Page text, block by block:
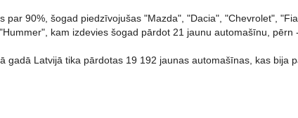
par 90%, šogad piedzīvojušas "Mazda", "Dacia", "Chevrolet",
kam izdevies šogad pārdot 21 jaunu automašīnu, pērn
gadā Latvijā tika pārdotas 19 192 jaunas automašīnas, kas bija